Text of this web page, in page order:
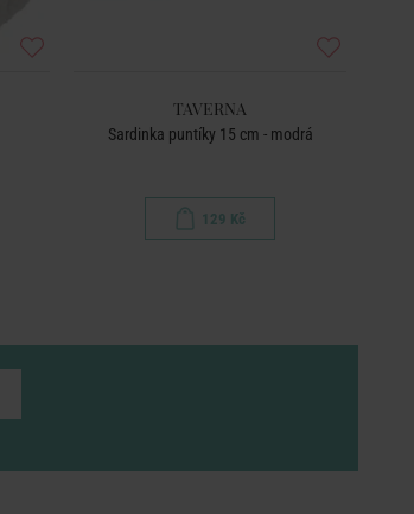
TAVERNA
Sardinka puntíky 15 cm - modrá
129 Kč